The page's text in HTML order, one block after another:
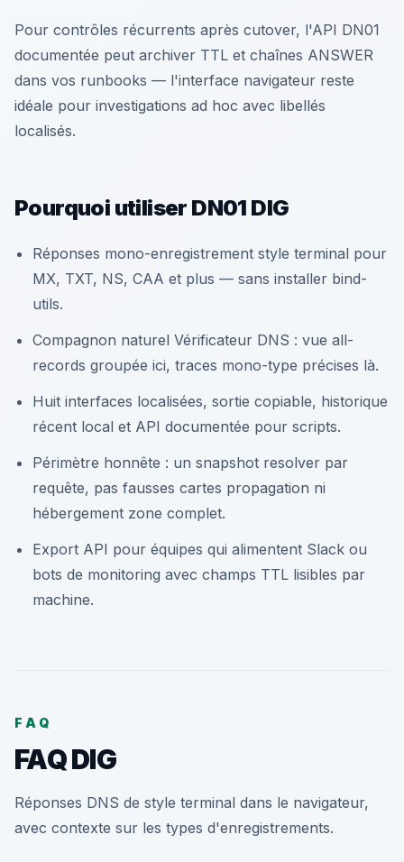
Pour contrôles récurrents après cutover, l'API DN01
documentée peut archiver TTL et chaînes ANSWER
dans vos runbooks — l'interface navigateur reste
idéale pour investigations ad hoc avec libellés
localisés.
Pourquoi utiliser DN01 DIG
Réponses mono-enregistrement style terminal pour
MX, TXT, NS, CAA et plus — sans installer bind-
utils.
Compagnon naturel Vérificateur DNS : vue all-
records groupée ici, traces mono-type précises là.
Huit interfaces localisées, sortie copiable, historique
récent local et API documentée pour scripts.
Périmètre honnête : un snapshot resolver par
requête, pas fausses cartes propagation ni
hébergement zone complet.
Export API pour équipes qui alimentent Slack ou
bots de monitoring avec champs TTL lisibles par
machine.
FAQ
FAQ DIG
Réponses DNS de style terminal dans le navigateur,
avec contexte sur les types d'enregistrements.